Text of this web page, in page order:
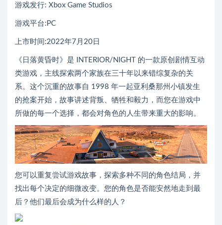
游戏发行: Xbox Game Studios
游戏平台:PC
上市时间:2022年7月20日
《日落黄昏时》是 INTERIOR/NIGHT 的一款原创剧情互动
类游戏，主线探索两个家族在三十年以来错综复杂的关
系。这个沉重的故事自 1998 年一起亚利桑那州小镇发生
的抢案开始，故事讲述背叛、牺牲和毅力，而您在游戏中
所做的每一个选择，都会对角色的人生带来重大的影响。
您可以重复尝试游戏故事，探索多种不同的角色结局，并
找出每个决定的细微改变。您的角色是否能安然地走到最
后？他们最后会成为什么样的人？